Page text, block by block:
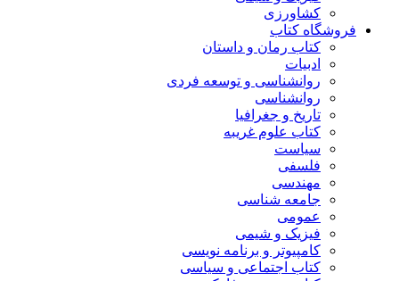
کشاورزی
فروشگاه کتاب
کتاب رمان و داستان
ادبیات
روانشناسی و توسعه فردی
روانشناسی
تاریخ و جغرافیا
کتاب علوم غریبه
سیاست
فلسفی
مهندسی
جامعه شناسی
عمومی
فیزیک و شیمی
کامپیوتر و برنامه نویسی
کتاب اجتماعی و سیاسی